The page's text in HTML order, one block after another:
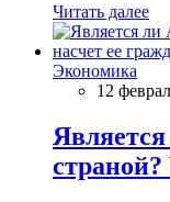
Читать далее
Экономика
12